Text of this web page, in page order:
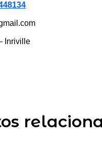
Inriville